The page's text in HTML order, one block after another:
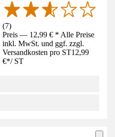
(7)
Preis — 12,99 € * Alle Preise
inkl. MwSt. und ggf. zzgl.
Versandkosten pro ST12,99
€*/ ST